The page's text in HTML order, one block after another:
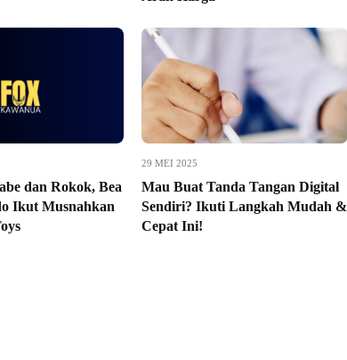
dan Rokok, Bea
Ikut Musnahkan
29 MEI 2025
Mau Buat Tanda Tangan Digital
Sendiri? Ikuti Langkah Mudah &
Cepat Ini!